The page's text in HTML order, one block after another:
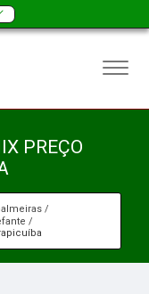
PREÇO